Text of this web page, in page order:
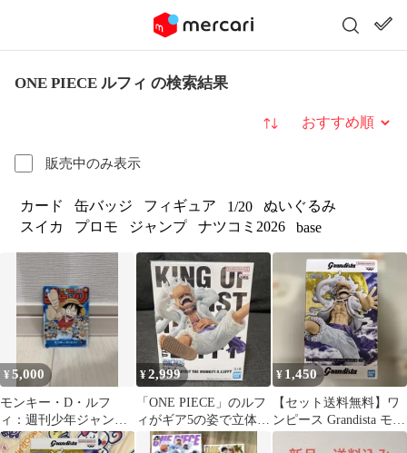
ONE PIECE ルフィ の検索結果
販売中のみ表示
並び替え
カード 缶バッジ フィギュア 1/20
ぬいぐるみ
スイカ
プロモ ジャンプ ナツコミ2026 base
¥5,000
モンキー・D・ルフ
ィ：週刊少年ジャンプ
付録（2023年1月7日
¥2,999
「ONE PIECE」のルフ
ィがギア5の姿で立体化
された、
¥ 1,450
【セット送料無料】ワ
ンピース Grandista モン
キー・D・ルフィ ギア5